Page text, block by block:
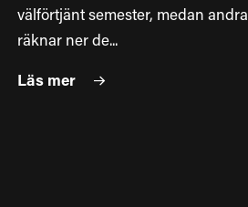
välförtjänt semester, medan andra
räknar ner de...
Läs mer